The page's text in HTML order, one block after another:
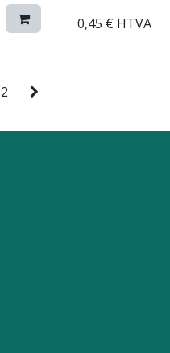
0,45 € HTVA
2